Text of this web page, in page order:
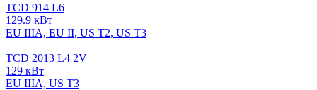
TCD 914 L6
129.9 кВт
EU IIIA, EU II, US T2, US T3
TCD 2013 L4 2V
129 кВт
EU IIIA, US T3